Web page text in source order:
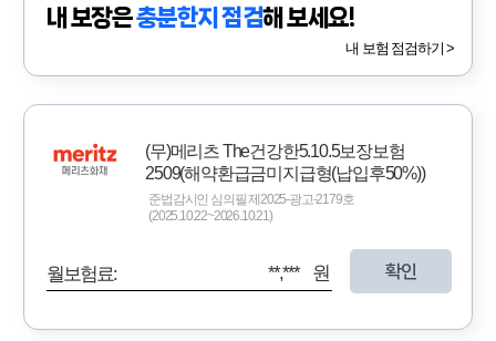
내 보장은충분한지 점검해 보세요!
내 보험 점검하기 >
(무)메리츠 The건강한5.10.5보장보험
2509(해약환급금미지급형(납입후50%))
준법감시인 심의필 제2025-광고-2179호
(2025.10.22~2026.10.21)
월보험료: **,*** 원 확인